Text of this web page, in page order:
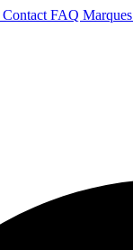
Contact FAQ Marques